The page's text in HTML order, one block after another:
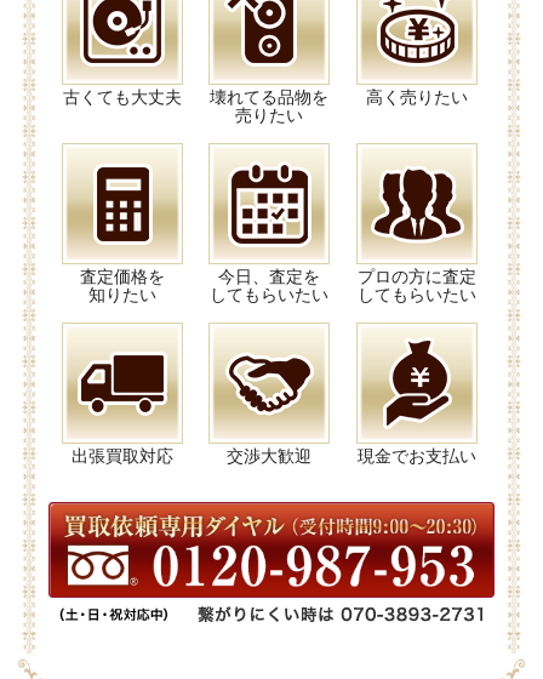
古くても大丈夫
壊れてる品物を
売りたい
高く売りたい
査定価格を
知りたい
今日、査定を
してもらいたい
プロの方に査定
してもらいたい
出張買取対応 交渉大歓迎 現金でお支払い